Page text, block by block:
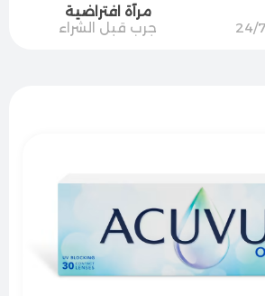
مرآة افتراضية
جرب قبل الشراء